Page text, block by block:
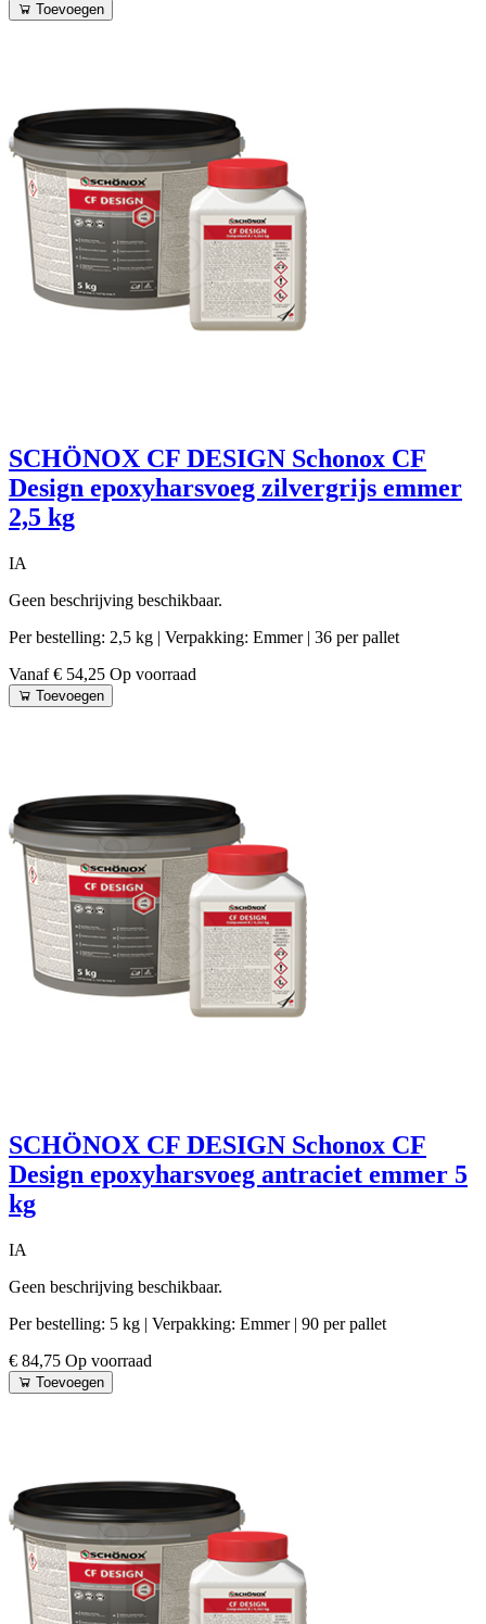
Toevoegen
SCHÖNOX CF DESIGN Schonox CF
Design epoxyharsvoeg zilvergrijs emmer
2,5 kg
IA
Geen beschrijving beschikbaar.
Per bestelling: 2,5 kg | Verpakking: Emmer | 36 per pallet
Vanaf € 54,25 Op voorraad
Toevoegen
SCHÖNOX CF DESIGN Schonox CF
Design epoxyharsvoeg antraciet emmer 5
kg
IA
Geen beschrijving beschikbaar.
Per bestelling: 5 kg | Verpakking: Emmer | 90 per pallet
€ 84,75 Op voorraad
Toevoegen